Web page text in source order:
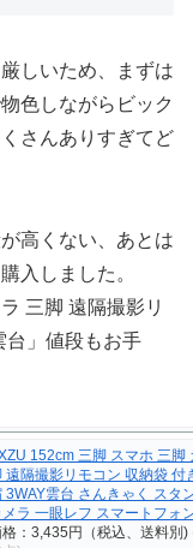
しいため、まずは
色しながらビック
さんありすぎてど
高くない、あとは
入しました。
三脚 遠隔撮影リ
台」値段もお手
152cm 三脚 スマホ 三脚
遠隔撮影リモコン 収納袋 付
3WAY雲台 さんきゃく スタ
メラ 一眼レフ スマートフォ
：3,435円（税込、送料別)